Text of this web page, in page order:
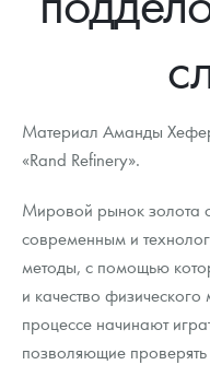
Монеты Царской России
Монеты стран мира после
Георгий Победоносец
Аксессуары
Гарри Поттер
Год Лошади
Флот: ледоколы и корабли
Жетоны "Необыкновенные
Гарантии
Памятка для работы с
Условия возврата
Монеты
Политика
Политика использования
Информация
Аналитика и события
Итоги 2025 года. Прогноз
Котировки
Скупка слитков
Наши преимущества
Письмо директору
Материал Аманды
«Rand Refinery».
Мировой рынок золота
современным и
методы, с помощью
и качество
процессе начинают
позволяющие